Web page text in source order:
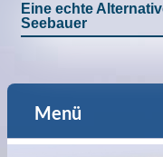
Eine echte
Seebauer
Menü